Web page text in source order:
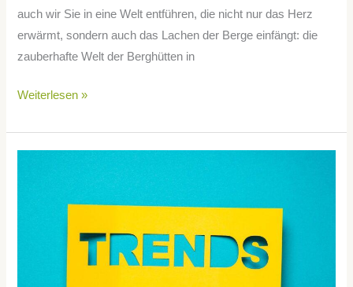
auch wir Sie in eine Welt entführen, die nicht nur das Herz
erwärmt, sondern auch das Lachen der Berge einfängt: die
zauberhafte Welt der Berghütten in
Weiterlesen »